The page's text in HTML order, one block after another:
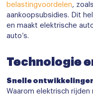
belastingvoordelen,
aankoopsubsidies. Dit
en maakt elektrische
auto’s.
Technologie
Snelle
Waarom elektrisch rijden